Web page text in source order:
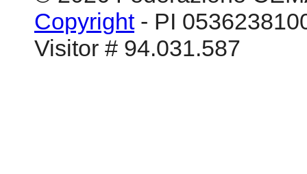
Copyright- PI
Visitor # 94.031.587